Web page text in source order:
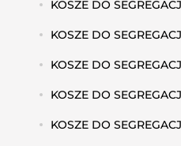
KOSZE DO
KOSZE DO
KOSZE DO
KOSZE DO
KOSZE DO